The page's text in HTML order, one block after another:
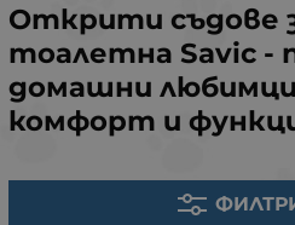
Открити съдове
тоалетна Savic -
домашни
комфорт и